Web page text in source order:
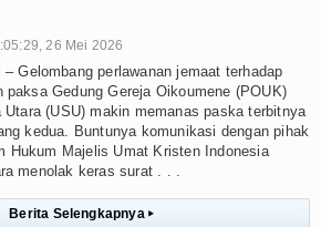
26 Mei 2026
– Gelombang perlawanan jemaat terhadap
paksa Gedung Gereja Oikoumene (POUK)
(USU) makin memanas paska terbitnya
kedua. Buntunya komunikasi dengan pihak
Hukum Majelis Umat Kristen Indonesia
menolak keras surat . . .
Berita Selengkapnya ▸